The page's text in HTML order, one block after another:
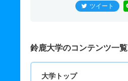
ツイート
鈴鹿大学のコンテンツ一覧
大学トップ